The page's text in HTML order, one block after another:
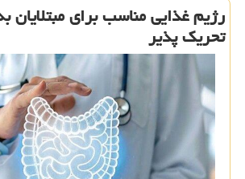
رژیم غذایی مناسب برای مبتلایان
تحریک پذیر